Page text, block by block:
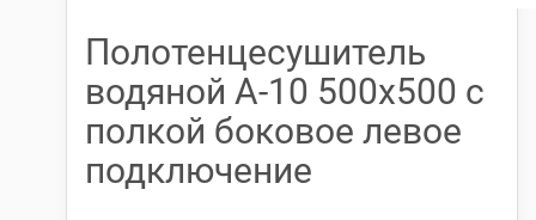
Полотенцесушитель
водяной А-10 500х500 с
полкой боковое левое
подключение